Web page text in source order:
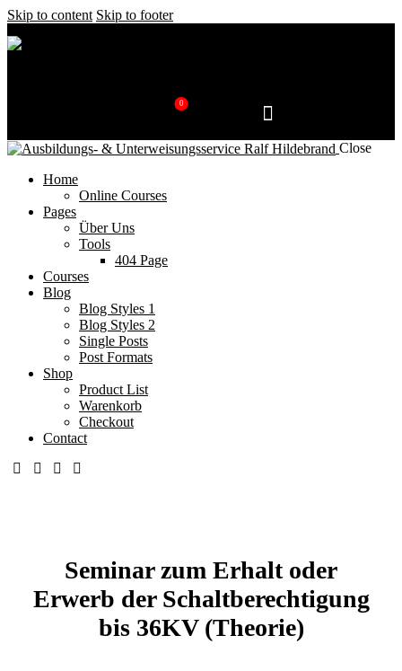
Skip to content Skip to footer
0
Close
Home
Online Courses
Pages
Über Uns
Tools
404 Page
Courses
Blog
Blog Styles 1
Blog Styles 2
Single Posts
Post Formats
Shop
Product List
Warenkorb
Checkout
Contact
Seminar zum Erhalt oder
Erwerb der Schaltberechtigung
bis 36KV (Theorie)